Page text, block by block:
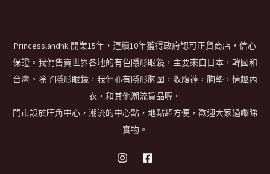
Princesslandhk 開業15年，連續10年獲得政府認可正貨商店，信心
保證。我們售賣世界各地的有色隱形眼鏡，主要來自日本，韓國和
台灣。除了隱形眼鏡，我們亦有隱形胸圍，收腹褲，胸墊，情趣內
衣，和其他潮流貨品喔。
門市設於旺角中心，潮流的中心點，地點超方便，歡迎大家過嚟睇
實物。